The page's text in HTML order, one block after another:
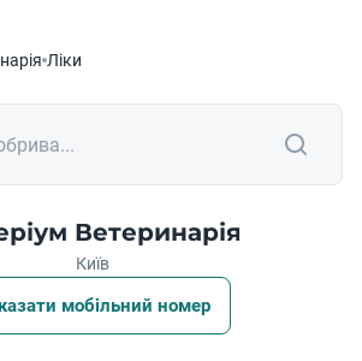
Ліки
Ветеринарія
Київ
мобільний номер